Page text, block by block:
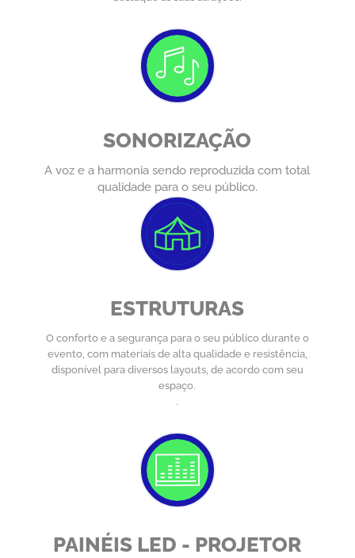
SONORIZAÇÃO
A voz e a harmonia sendo reproduzida com total
qualidade para o seu público.
ESTRUTURAS
O conforto e a segurança para o seu público durante o
evento, com materiais de alta qualidade e resistência,
disponível para diversos layouts, de acordo com seu
espaço.
.
PAINÉIS LED - PROJETOR